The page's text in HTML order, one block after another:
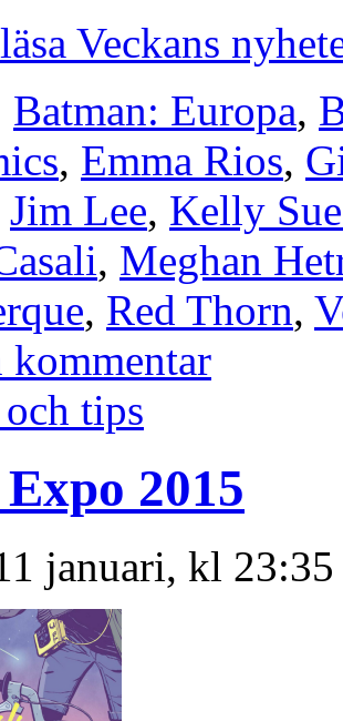
Veckans
Batman: Europa,
, Emma Rios,
Jim Lee, Kelly
, Meghan
, Red Thorn,
kommentar
tips
2015
januari, kl